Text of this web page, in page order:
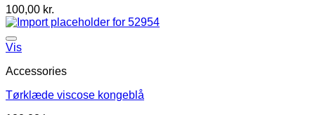
100,00 kr.
Vis
Accessories
Tørklæde viscose kongeblå